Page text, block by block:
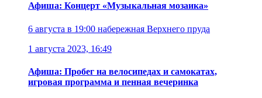
Афиша: Концерт «Музыкальная мозаика»
6 августа в 19:00 набережная Верхнего пруда
1 августа 2023, 16:49
Афиша: Пробег на велосипедах и самокатах,
игровая программа и пенная вечеринка